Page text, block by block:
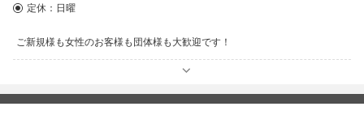
定休：日曜
ご新規様も女性のお客様も団体様も大歓迎です！